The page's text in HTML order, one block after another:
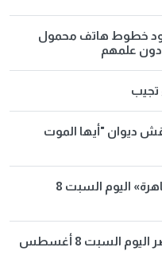
خطوط هاتف محمول
علمهم
تجيب
ديوان "أيها الموت
مواعيد قطارات «الإسكندرية ـ القاهرة» اليوم السبت 8
مواقيت الصلاة في محافظات مصر اليوم السبت 8 أغسطس